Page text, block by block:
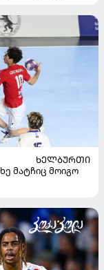
ᲮᲔᲚᲑᲣᲠᲗᲘ
მატჩიც მოიგო